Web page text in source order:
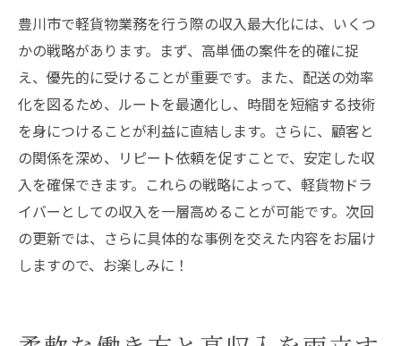
豊川市で軽貨物業務を行う際の収入最大化には、いくつ
かの戦略があります。まず、高単価の案件を的確に捉
え、優先的に受けることが重要です。また、配送の効率
化を図るため、ルートを最適化し、時間を短縮する技術
を身につけることが利益に直結します。さらに、顧客と
の関係を深め、リピート依頼を促すことで、安定した収
入を確保できます。これらの戦略によって、軽貨物ドラ
イバーとしての収入を一層高めることが可能です。次回
の更新では、さらに具体的な事例を交えた内容をお届け
しますので、お楽しみに！